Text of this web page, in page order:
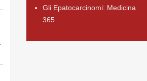
Gli Epatocarcinomi: Medicina
365